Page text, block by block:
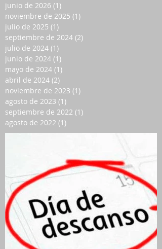
junio de 2026 (1)
noviembre de 2025 (1)
julio de 2025 (1)
septiembre de 2024 (2)
julio de 2024 (1)
junio de 2024 (1)
mayo de 2024 (1)
abril de 2024 (2)
noviembre de 2023 (1)
agosto de 2023 (1)
septiembre de 2022 (1)
agosto de 2022 (1)